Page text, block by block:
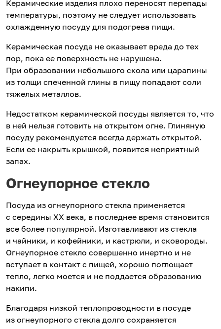
Керамические изделия плохо переносят перепады
температуры, поэтому не следует использовать
охлажденную посуду для подогрева пищи.
Керамическая посуда не оказывает вреда до тех
пор, пока ее поверхность не нарушена.
При образовании небольшого скола или царапины
из толщи спеченной глины в пищу попадают соли
тяжелых металлов.
Недостатком керамической посуды является то, что
в ней нельзя готовить на открытом огне. Глиняную
посуду рекомендуется всегда держать открытой.
Если ее накрыть крышкой, появится неприятный
запах.
Огнеупорное стекло
Посуда из огнеупорного стекла применяется
с середины ХХ века, в последнее время становится
все более популярной. Изготавливают из стекла
и чайники, и кофейники, и кастрюли, и сковороды.
Огнеупорное стекло совершенно инертно и не
вступает в контакт с пищей, хорошо поглощает
тепло, легко моется и не поддается образованию
накипи.
Благодаря низкой теплопроводности в посуде
из огнеупорного стекла долго сохраняется